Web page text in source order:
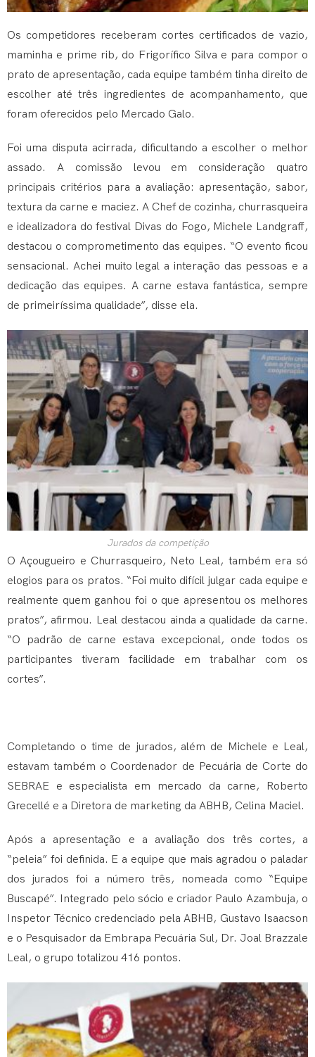
Os competidores receberam cortes certificados de vazio,
maminha e prime rib, do Frigorífico Silva e para compor o
prato de apresentação, cada equipe também tinha direito de
escolher até três ingredientes de acompanhamento, que
foram oferecidos pelo Mercado Galo.
Foi uma disputa acirrada, dificultando a escolher o melhor
assado. A comissão levou em consideração quatro
principais critérios para a avaliação: apresentação, sabor,
textura da carne e maciez. A Chef de cozinha, churrasqueira
e idealizadora do festival Divas do Fogo, Michele Landgraff,
destacou o comprometimento das equipes. “O evento ficou
sensacional. Achei muito legal a interação das pessoas e a
dedicação das equipes. A carne estava fantástica, sempre
de primeiríssima qualidade”, disse ela.
Jurados da competição
O Açougueiro e Churrasqueiro, Neto Leal, também era só
elogios para os pratos. “Foi muito difícil julgar cada equipe e
realmente quem ganhou foi o que apresentou os melhores
pratos”, afirmou. Leal destacou ainda a qualidade da carne.
“O padrão de carne estava excepcional, onde todos os
participantes tiveram facilidade em trabalhar com os
cortes”.
Completando o time de jurados, além de Michele e Leal,
estavam também o Coordenador de Pecuária de Corte do
SEBRAE e especialista em mercado da carne, Roberto
Grecellé e a Diretora de marketing da ABHB, Celina Maciel.
Após a apresentação e a avaliação dos três cortes, a
“peleia” foi definida. E a equipe que mais agradou o paladar
dos jurados foi a número três, nomeada como “Equipe
Buscapé”. Integrado pelo sócio e criador Paulo Azambuja, o
Inspetor Técnico credenciado pela ABHB, Gustavo Isaacson
e o Pesquisador da Embrapa Pecuária Sul, Dr. Joal Brazzale
Leal, o grupo totalizou 416 pontos.